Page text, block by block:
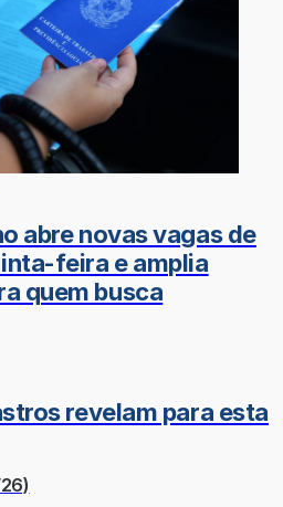
abre novas vagas de
feira e amplia
quem busca
revelam para esta